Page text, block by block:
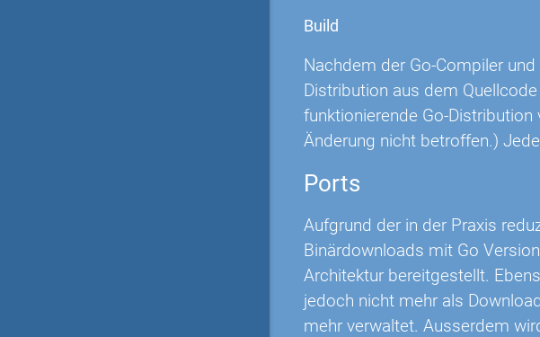
Build
Nachdem der Go-Compiler
Distribution aus dem
funktionierende Go-
Änderung nicht betroffen.)
Ports
Aufgrund der in der Praxis
Binärdownloads mit Go
Architektur bereitgestellt.
jedoch nicht mehr als
mehr verwaltet. Ausserdem